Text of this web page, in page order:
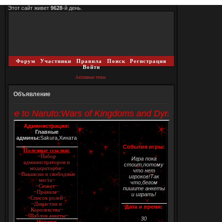
Этот сайт живет 9628-й день.
Форум Участники Правила Поиск
Регистрация
Войти
Активные темы
Объявление
to Naruto:Wars of Kingdoms and Dynasties!
Администрация:
Главные
админы:Sakura,Хината
Полезные ссылки:
~Набор
администраторов и
модераторов~
~Вакансии и свободные
места~
~Сюжет~
~Правила~
~Список ролей~
~Династии и
Королевства~
~Шаблон анкеты~
События игры:
Игра пока
стоит,потому
что нет
игроков!Так
что,бегом
пишите анкеты
и играть!
Дата и время:
30